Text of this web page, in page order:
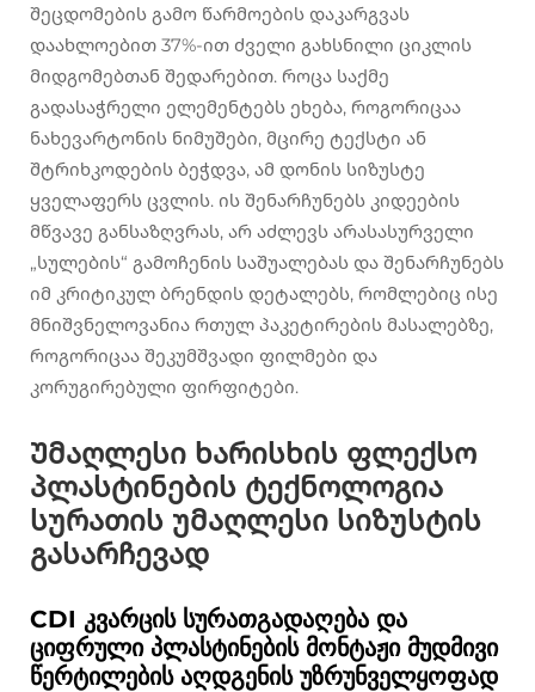
შეცდომების გამო წარმოების დაკარგვას
დაახლოებით 37%-ით ძველი გახსნილი ციკლის
მიდგომებთან შედარებით. როცა საქმე
გადასაჭრელი ელემენტებს ეხება, როგორიცაა
ნახევარტონის ნიმუშები, მცირე ტექსტი ან
შტრიხკოდების ბეჭდვა, ამ დონის სიზუსტე
ყველაფერს ცვლის. ის შენარჩუნებს კიდეების
მწვავე განსაზღვრას, არ აძლევს არასასურველი
„სულების“ გამოჩენის საშუალებას და შენარჩუნებს
იმ კრიტიკულ ბრენდის დეტალებს, რომლებიც ისე
მნიშვნელოვანია რთულ პაკეტირების მასალებზე,
როგორიცაა შეკუმშვადი ფილმები და
კორუგირებული ფირფიტები.
Უმაღლესი ხარისხის ფლექსო
პლასტინების ტექნოლოგია
სურათის უმაღლესი სიზუსტის
გასარჩევად
CDI კვარცის სურათგადაღება და
ციფრული პლასტინების მონტაჟი მუდმივი
წერტილების აღდგენის უზრუნველყოფად